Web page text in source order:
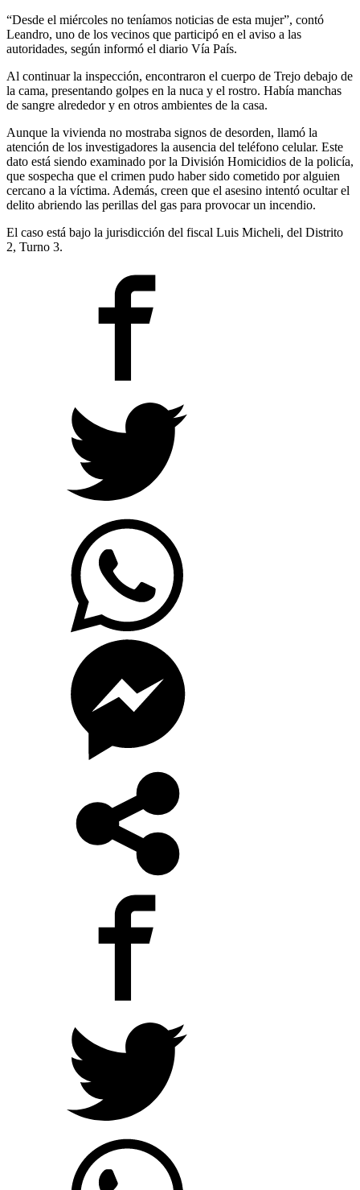
“Desde el miércoles no teníamos noticias de esta mujer”, contó
Leandro, uno de los vecinos que participó en el aviso a las
autoridades, según informó el diario Vía País.
Al continuar la inspección, encontraron el cuerpo de Trejo debajo de
la cama, presentando golpes en la nuca y el rostro. Había manchas
de sangre alrededor y en otros ambientes de la casa.
Aunque la vivienda no mostraba signos de desorden, llamó la
atención de los investigadores la ausencia del teléfono celular. Este
dato está siendo examinado por la División Homicidios de la policía,
que sospecha que el crimen pudo haber sido cometido por alguien
cercano a la víctima. Además, creen que el asesino intentó ocultar el
delito abriendo las perillas del gas para provocar un incendio.
El caso está bajo la jurisdicción del fiscal Luis Micheli, del Distrito
2, Turno 3.